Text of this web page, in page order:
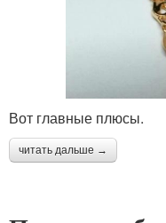
Вот главные плюсы.
читать дальше →